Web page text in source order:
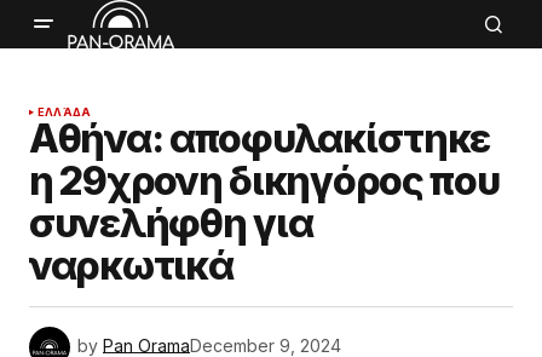
ΕΛΛΆΔΑ
Αθήνα: αποφυλακίστηκε
η 29χρονη δικηγόρος που
συνελήφθη για
ναρκωτικά
by Pan OramaDecember 9, 2024